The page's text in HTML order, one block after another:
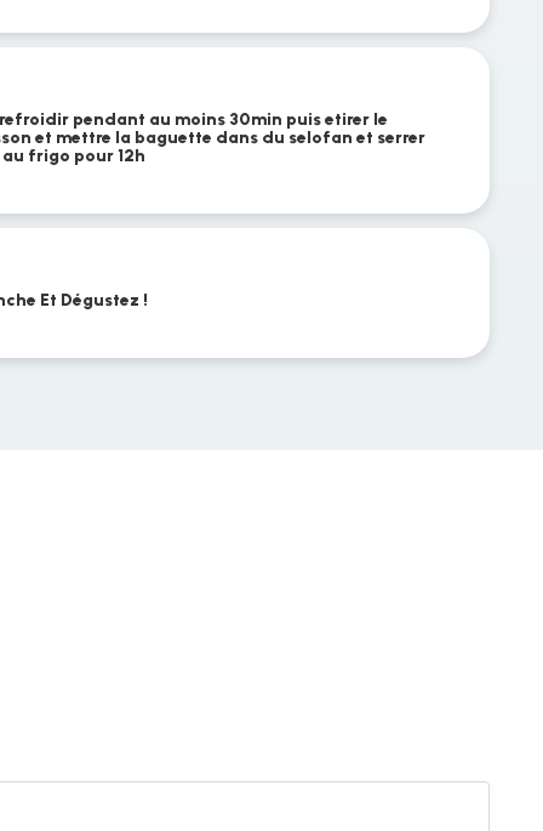
pendant au moins 30min puis etirer le
et mettre la baguette dans du selofan et serrer
frigo pour 12h
Et Dégustez !